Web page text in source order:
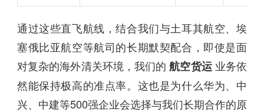
通过这些直飞航线，结合我们与土耳其航空、埃
塞俄比亚航空等航司的长期默契配合，即使是面
对复杂的海外清关环境，我们的航空货运 业务依
然能保持极高的准点率。这也是为什么华为、中
兴、中建等500强企业会选择与我们长期合作的原